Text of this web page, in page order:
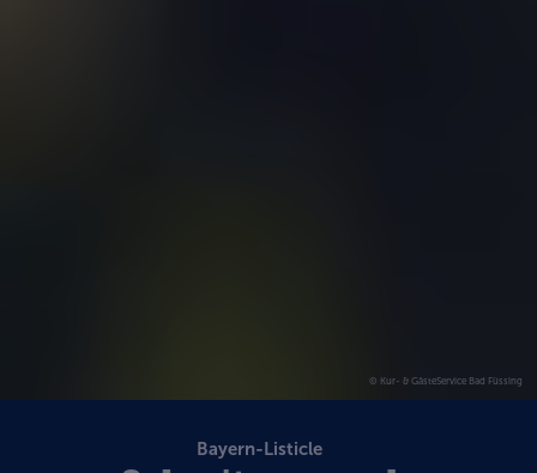
© Kur- & GästeService Bad Füssing
Bayern-Listicle